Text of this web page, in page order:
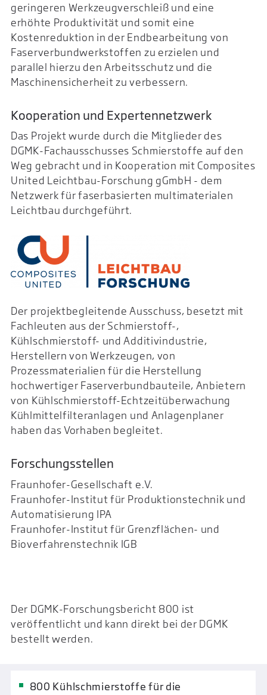
geringeren Werkzeugverschleiß und eine
erhöhte Produktivität und somit eine
Kostenreduktion in der Endbearbeitung von
Faserverbundwerkstoffen zu erzielen und
parallel hierzu den Arbeitsschutz und die
Maschinensicherheit zu verbessern.
Kooperation und Expertennetzwerk
Das Projekt wurde durch die Mitglieder des
DGMK-Fachausschusses Schmierstoffe auf den
Weg gebracht und in Kooperation mit Composites
United Leichtbau-Forschung gGmbH - dem
Netzwerk für faserbasierten multimaterialen
Leichtbau durchgeführt.
Der projektbegleitende Ausschuss, besetzt mit
Fachleuten aus der Schmierstoff-,
Kühlschmierstoff- und Additivindustrie,
Herstellern von Werkzeugen, von
Prozessmaterialien für die Herstellung
hochwertiger Faserverbundbauteile, Anbietern
von Kühlschmierstoff-Echtzeitüberwachung
Kühlmittelfilteranlagen und Anlagenplaner
haben das Vorhaben begleitet.
Forschungsstellen
Fraunhofer-Gesellschaft e.V.
Fraunhofer-Institut für Produktionstechnik und
Automatisierung IPA
Fraunhofer-Institut für Grenzflächen- und
Bioverfahrenstechnik IGB
Der DGMK-Forschungsbericht 800 ist
veröffentlicht und kann direkt bei der DGMK
bestellt werden.
800 Kühlschmierstoffe für die